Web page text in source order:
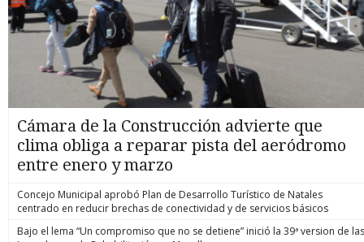
Cámara de la Construcción advierte que
clima obliga a reparar pista del aeródromo
entre enero y marzo
Concejo Municipal aprobó Plan de Desarrollo Turístico de Natales
centrado en reducir brechas de conectividad y de servicios básicos
Bajo el lema “Un compromiso que no se detiene” inició la 39ª version de las